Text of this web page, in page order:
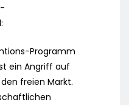
Programm
ein Angriff auf
freien Markt.